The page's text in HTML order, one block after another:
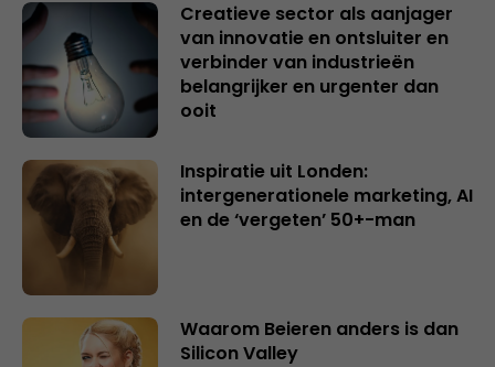
Creatieve sector als aanjager
van innovatie en ontsluiter en
verbinder van industrieën
belangrijker en urgenter dan
ooit
Inspiratie uit Londen:
intergenerationele marketing, AI
en de ‘vergeten’ 50+-man
Waarom Beieren anders is dan
Silicon Valley